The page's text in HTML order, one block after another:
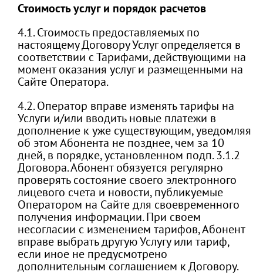
Стоимость услуг и порядок расчетов
4.1. Стоимость предоставляемых по
настоящему Договору Услуг определяется в
соответствии с Тарифами, действующими на
момент оказания услуг и размещенными на
Сайте Оператора.
4.2. Оператор вправе изменять тарифы на
Услуги и/или вводить новые платежи в
дополнение к уже существующим, уведомляя
об этом Абонента не позднее, чем за 10
дней, в порядке, установленном подп. 3.1.2
Договора. Абонент обязуется регулярно
проверять состояние своего электронного
лицевого счета и новости, публикуемые
Оператором на Сайте для своевременного
получения информации. При своем
несогласии с изменением тарифов, Абонент
вправе выбрать другую Услугу или тариф,
если иное не предусмотрено
дополнительным соглашением к Договору.